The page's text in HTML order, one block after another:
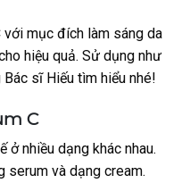
với mục đích làm sáng da
hiệu quả. Sử dụng như
sĩ Hiếu tìm hiểu nhé!
C
ở nhiều dạng khác nhau.
serum và dạng cream.